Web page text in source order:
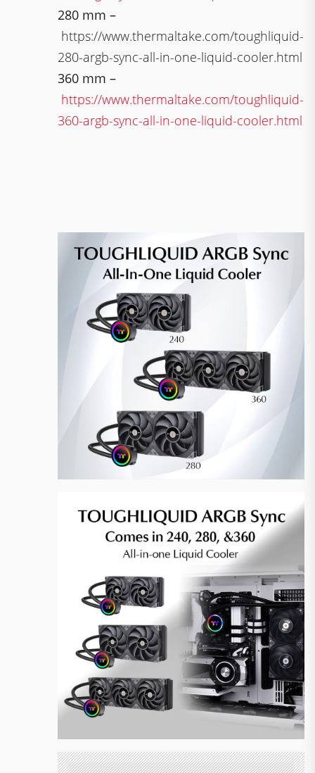
280 mm –
https://www.thermaltake.com/toughliquid-
280-argb-sync-all-in-one-liquid-cooler.html
360 mm –
https://www.thermaltake.com/toughliquid-
360-argb-sync-all-in-one-liquid-cooler.html